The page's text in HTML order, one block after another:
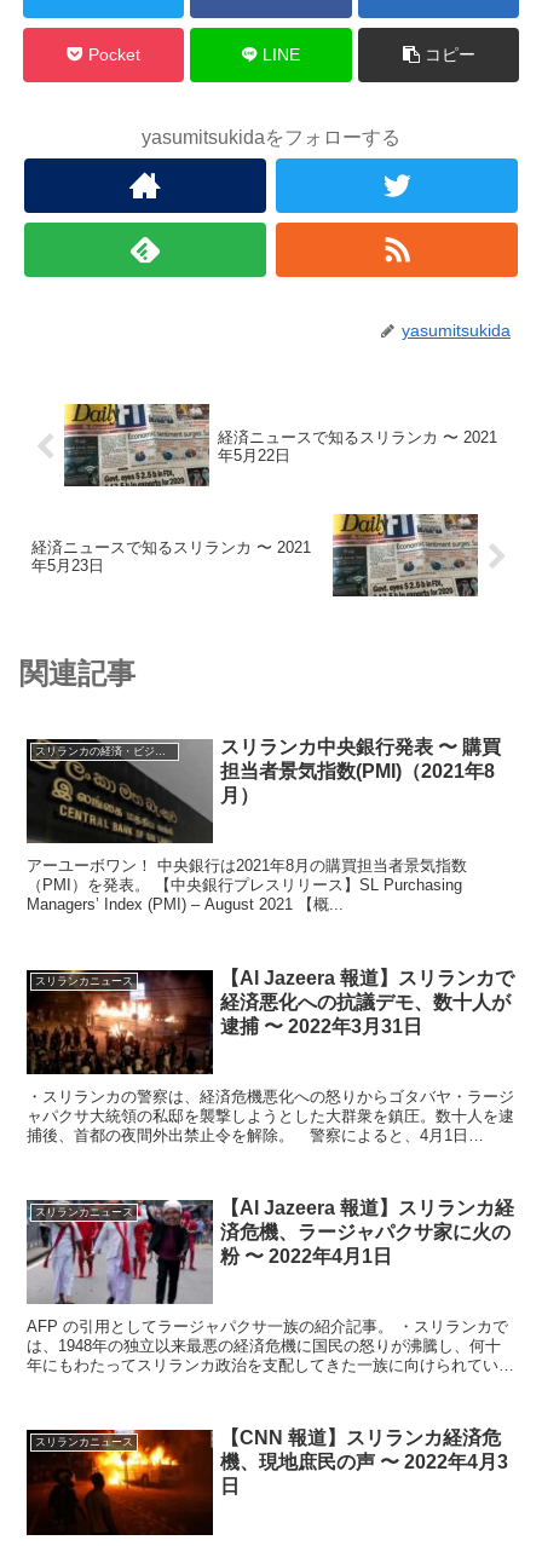
Pocket LINE コピー
yasumitsukidaをフォローする
yasumitsukida
経済ニュースで知るスリランカ 〜 2021
年5月22日
経済ニュースで知るスリランカ 〜 2021
年5月23日
関連記事
スリランカの経済・ビジネス・投資
スリランカ中央銀行発表 〜 購買
担当者景気指数(PMI)（2021年8
月）
アーユーボワン！ 中央銀行は2021年8月の購買担当者景気指数
（PMI）を発表。 【中央銀行プレスリリース】SL Purchasing
Managers’ Index (PMI) – August 2021 【概...
スリランカニュース
【Al Jazeera 報道】スリランカで
経済悪化への抗議デモ、数十人が
逮捕 〜 2022年3月31日
・スリランカの警察は、経済危機悪化への怒りからゴタバヤ・ラージ
ャパクサ大統領の私邸を襲撃しようとした大群衆を鎮圧。数十人を逮
捕後、首都の夜間外出禁止令を解除。 警察によると、4月1日
スリランカニュース
【Al Jazeera 報道】スリランカ経
済危機、ラージャパクサ家に火の
粉 〜 2022年4月1日
AFP の引用としてラージャパクサ一族の紹介記事。 ・スリランカで
は、1948年の独立以来最悪の経済危機に国民の怒りが沸騰し、何十
年にもわたってスリランカ政治を支配してきた一族に向けられてい
スリランカニュース
【CNN 報道】スリランカ経済危
機、現地庶民の声 〜 2022年4月3
日